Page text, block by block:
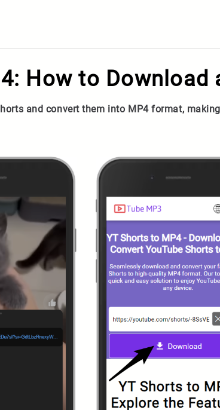
How to Download
and convert them into MP4 format,